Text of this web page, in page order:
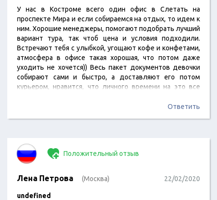
У нас в Костроме всего один офис в Слетать на
проспекте Мира и если собираемся на отдых, то идем к
ним. Хорошие менеджеры, помогают подобрать лучший
вариант тура, так чтоб цена и условия подходили.
Встречают тебя с улыбкой, угощают кофе и конфетами,
атмосфера в офисе такая хорошая, что потом даже
уходить не хочется)) Весь пакет документов девочки
собирают сами и быстро, а доставляют его потом
курьером, нравится, что личного времени на это все
Ответить
Положительный отзыв
Лена Петрова (Москва) 22/02/2020
undefined